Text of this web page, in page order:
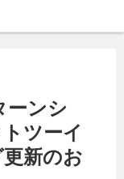
ーンシ
ツーイ
新のお